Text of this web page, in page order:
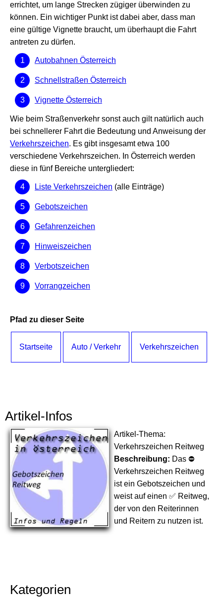
errichtet, um lange Strecken zügiger überwinden zu
können. Ein wichtiger Punkt ist dabei aber, dass man
eine gültige Vignette braucht, um überhaupt die Fahrt
antreten zu dürfen.
Autobahnen Österreich
Schnellstraßen Österreich
Vignette Österreich
Wie beim Straßenverkehr sonst auch gilt natürlich auch
bei schnellerer Fahrt die Bedeutung und Anweisung der
Verkehrszeichen. Es gibt insgesamt etwa 100
verschiedene Verkehrszeichen. In Österreich werden
diese in fünf Bereiche untergliedert:
Liste Verkehrszeichen (alle Einträge)
Gebotszeichen
Gefahrenzeichen
Hinweiszeichen
Verbotszeichen
Vorrangzeichen
Pfad zu dieser Seite
Startseite Auto / Verkehr Verkehrszeichen
Artikel-Infos
Artikel-Thema:
Verkehrszeichen Reitweg
Beschreibung: Das ⛔
Verkehrszeichen Reitweg
ist ein Gebotszeichen und
weist auf einen ✅ Reitweg,
der von den Reiterinnen
und Reitern zu nutzen ist.
Kategorien